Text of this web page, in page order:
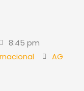
8:45 pm
AG